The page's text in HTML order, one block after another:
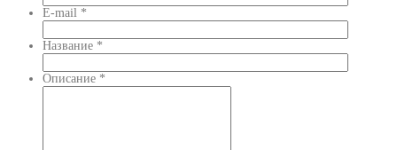
E-mail *
Название *
Описание *